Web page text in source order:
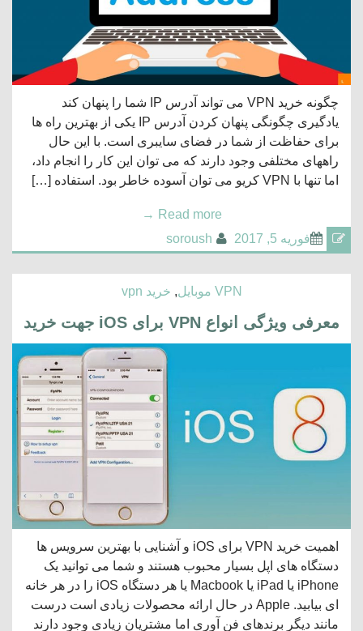
چگونه خرید VPN می تواند آدرس IP شما را پنهان کند
یادگیری چگونگی پنهان کردن آدرس IP یکی از بهترین راه ها
برای حفاظت از شما در فضای سایبری است. با این حال
راههای مختلفی وجود دارند که می توان این کار را انجام داد،
اما تنها با VPN کریو می توان آسوده خاطر بود. استفاده […]
Read more
→
فوریه 5, 2017
soroush
VPN موبایل , خرید vpn
معرفی ویژگی انواع VPN برای iOS جهت خرید
اهمیت خرید VPN برای iOS و آشنایی با بهترین سرویس ها
دستگاه های اپل بسیار محبوب هستند و شما می توانید یک
iPhone یا iPad یا Macbook یا هر دستگاه iOS را در هر خانه
ای بیابید. Apple در حال ارائه محصولات زیادی است درست
مانند دیگر برندهای فن آوری اما مشتریان زیادی وجود دارند